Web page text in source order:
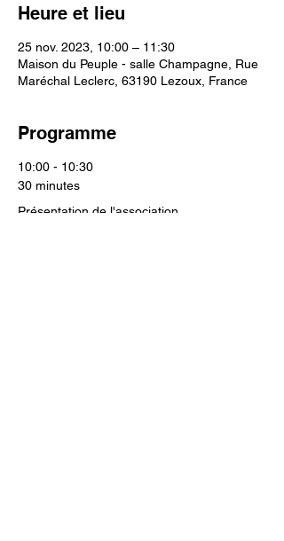
Heure et lieu
25 nov. 2023, 10:00 – 11:30
Maison du Peuple - salle Champagne, Rue
Maréchal Leclerc, 63190 Lezoux, France
Programme
10:00 - 10:30
30 minutes
Présentation de l'association